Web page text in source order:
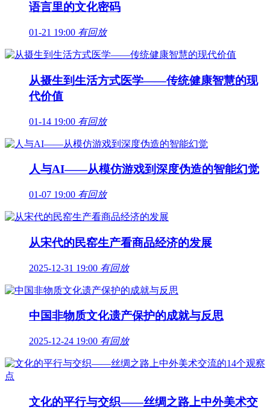
语言里的文化密码
01-21 19:00 有回放
从摄生到生活方式医学——传统健康智慧的现
代价值
01-14 19:00 有回放
人与AI——从模仿游戏到深度伪造的智能幻觉
01-07 19:00 有回放
从宋代的民窑生产看商品经济的发展
2025-12-31 19:00 有回放
中国非物质文化遗产保护的成就与反思
2025-12-24 19:00 有回放
文化的平行与交织——丝绸之路上中外美术交